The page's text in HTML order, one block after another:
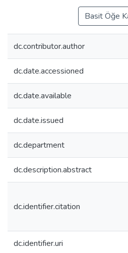
Basit Öğe
dc.contributor.author
dc.date.accessioned
dc.date.available
dc.date.issued
dc.department
dc.description.abstract
dc.identifier.citation
dc.identifier.uri